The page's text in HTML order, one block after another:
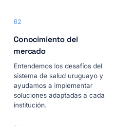
02
Conocimiento del
mercado
Entendemos los desafíos del
sistema de salud uruguayo y
ayudamos a implementar
soluciones adaptadas a cada
institución.